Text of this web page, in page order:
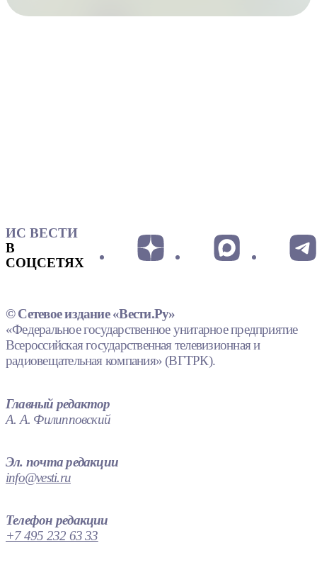
ИС ВЕСТИ
В
СОЦСЕТЯХ
© Сетевое издание «Вести.Ру»
«Федеральное государственное унитарное предприятие
Всероссийская государственная телевизионная и
радиовещательная компания» (ВГТРК).
Главный редактор
А. А. Филипповский
Эл. почта редакции
info@vesti.ru
Телефон редакции
+7 495 232 63 33